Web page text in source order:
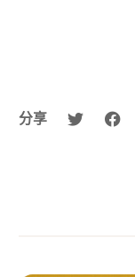
分享